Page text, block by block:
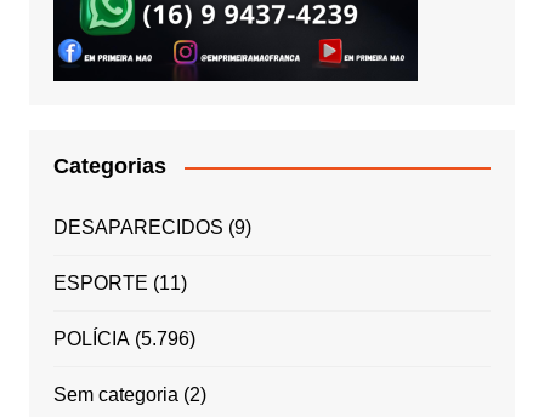
Categorias
DESAPARECIDOS (9)
ESPORTE (11)
POLÍCIA(5.796)
Sem categoria (2)